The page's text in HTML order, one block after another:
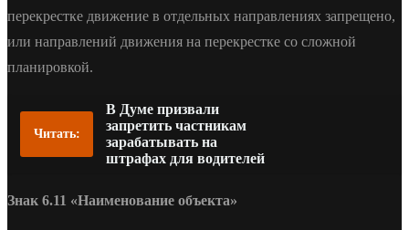
перекрестке движение в отдельных направлениях запрещено,
или направлений движения на перекрестке со сложной
планировкой.
Читать:
В Думе призвали
запретить частникам
зарабатывать на
штрафах для водителей
Знак 6.11 «Наименование объекта»